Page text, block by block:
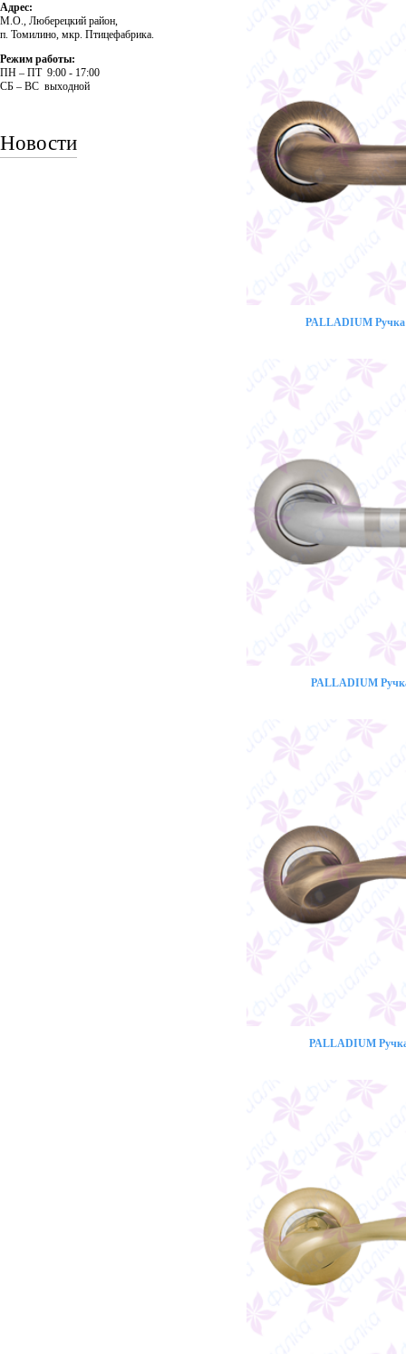
Адрес:
М.О., Люберецкий район,
п. Томилино, мкр. Птицефабрика.
Режим работы:
ПH – ПT 9:00 - 17:00
CБ – BC выходной
Новости
PALLADIUM Ручка
PALLADIUM
PALLADIUM